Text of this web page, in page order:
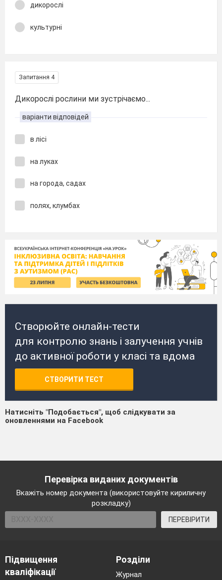
дикорослі
культурні
Запитання 4
Дикорослі рослини ми зустрічаємо...
варіанти відповідей
в лісі
на луках
на города, садах
полях, клумбах
Створюйте онлайн-тести
для контролю знань і залучення учнів
до активної роботи у класі та вдома
СТВОРИТИ ТЕСТ
Натисніть "Подобається", щоб слідкувати за
оновленнями на Facebook
Перевірка виданих документів
Вкажіть номер документа (використовуйте кириличну
розкладку)
ПЕРЕВІРИТИ
Підвищення
кваліфікації
Розділи
Журнал